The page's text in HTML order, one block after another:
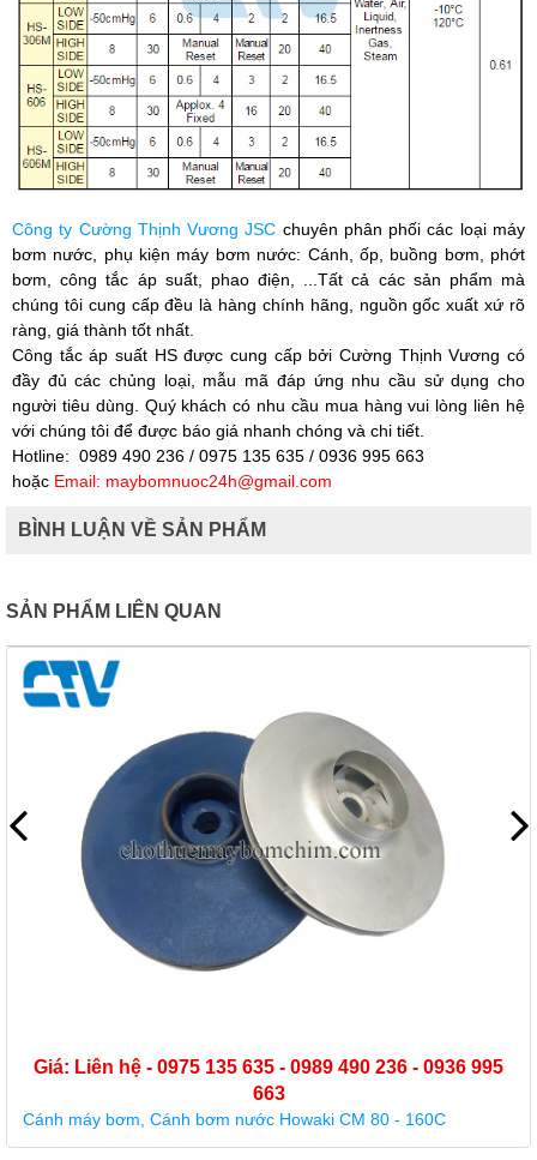
Công ty Cường Thịnh Vương JSC chuyên phân phối các loại máy
bơm nước, phụ kiện máy bơm nước: Cánh, ốp, buồng bơm, phớt
bơm, công tắc áp suất, phao điện, ...Tất cả các sản phẩm mà
chúng tôi cung cấp đều là hàng chính hãng, nguồn gốc xuất xứ rõ
ràng, giá thành tốt nhất.
Công tắc áp suất HS được cung cấp bởi Cường Thịnh Vương có
đầy đủ các chủng loại, mẫu mã đáp ứng nhu cầu sử dụng cho
người tiêu dùng. Quý khách có nhu cầu mua hàng vui lòng liên hệ
với chúng tôi để được báo giá nhanh chóng và chi tiết.
Hotline: 0989 490 236 / 0975 135 635 / 0936 995 663
hoặc Email: maybomnuoc24h@gmail.com
BÌNH LUẬN VỀ SẢN PHẨM
SẢN PHẨM LIÊN QUAN